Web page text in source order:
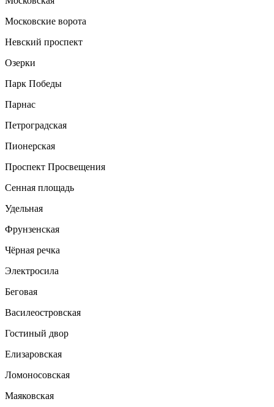
Московские ворота
Невский проспект
Озерки
Парк Победы
Парнас
Петроградская
Пионерская
Проспект Просвещения
Сенная площадь
Удельная
Фрунзенская
Чёрная речка
Электросила
Беговая
Василеостровская
Гостиный двор
Елизаровская
Ломоносовская
Маяковская